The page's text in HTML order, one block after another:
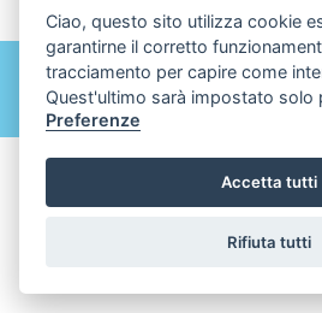
BACK TO TOP
Ciao, questo sito utilizza cookie
garantirne il corretto
tracciamento per capire come
Quest'ultimo sarà impostato solo
Preferenze
Accetta tutti
Rifiuta tutti